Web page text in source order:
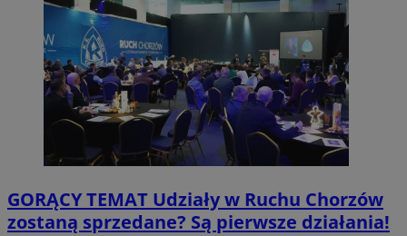
GORĄCY TEMAT Udziały w Ruchu Chorzów
zostaną sprzedane? Są pierwsze działania!